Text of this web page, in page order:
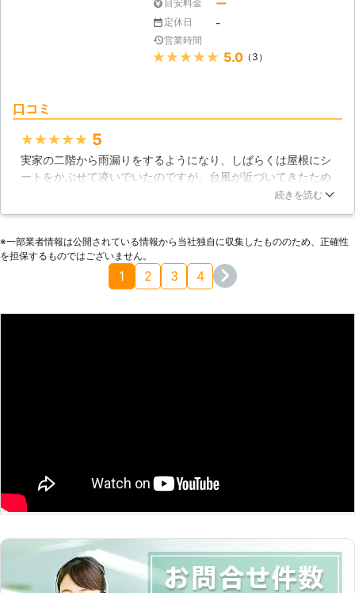
2016年11月29日
目安料金 ー
定休日 -
営業時間
★★★★★ 5.0（3）
口コミ
★★★★★ 5
実家の二階から雨漏りをするようになり、しばらくは屋根にシ
ートをかぶせて凌いでいたのですが、台風が近づいてきたため
修理をお願いする事にしました。急な依頼となってしまいとて
雨漏りの原因でしたので、その部分だけ瓦を交換してもらいま
した。無事に台風は過ぎ去り、雨漏りをすることもありません
続きを読む
※⼀部業者情報は公開されている情報から当社独⾃に収集したもののため、正確性
を担保するものではございません。
1 2 3 4